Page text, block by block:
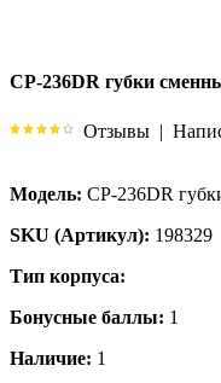
CP-236DR губки
Отзывы |
Модель: CP-236DR
SKU (Артикул): 198329
Тип корпуса:
Бонусные баллы: 1
Наличие: 1